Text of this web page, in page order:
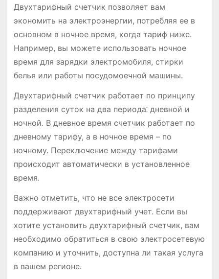
Двухтарифный счетчик позволяет вам
экономить на электроэнергии, потребляя ее в
основном в ночное время, когда тариф ниже.
Например, вы можете использовать ночное
время для зарядки электромобиля, стирки
белья или работы посудомоечной машины.
Двухтарифный счетчик работает по принципу
разделения суток на два периода⁚ дневной и
ночной. В дневное время счетчик работает по
дневному тарифу, а в ночное время – по
ночному. Переключение между тарифами
происходит автоматически в установленное
время.
Важно отметить, что не все электросети
поддерживают двухтарифный учет. Если вы
хотите установить двухтарифный счетчик, вам
необходимо обратиться в свою электросетевую
компанию и уточнить, доступна ли такая услуга
в вашем регионе.